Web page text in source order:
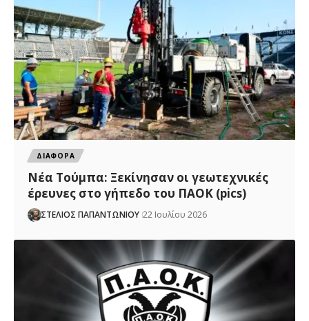
ΔΙΑΦΟΡΑ
Νέα Τούμπα: Ξεκίνησαν οι γεωτεχνικές
έρευνες στο γήπεδο του ΠΑΟΚ (pics)
ΣΤΕΛΙΟΣ ΠΑΠΑΝΤΩΝΙΟΥ 22 Ιουλίου 2026